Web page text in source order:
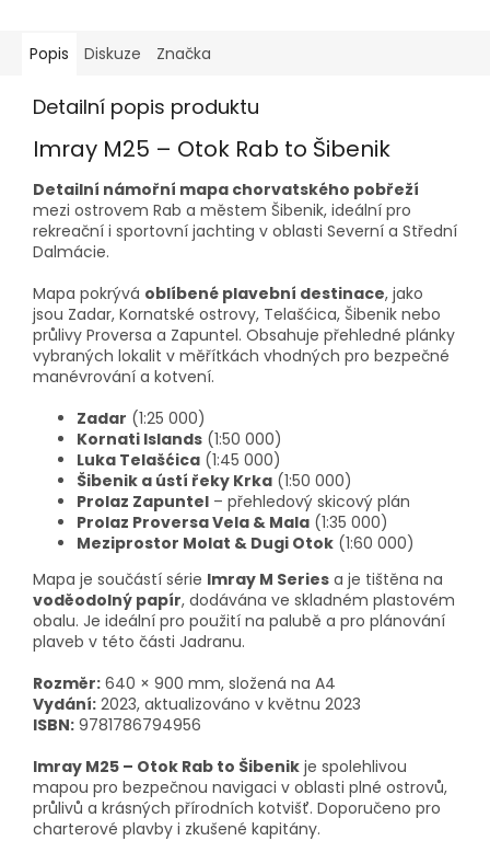
Popis Diskuze Značka
Detailní popis produktu
Imray M25 – Otok Rab to Šibenik
Detailní námořní mapa chorvatského pobřeží
mezi ostrovem Rab a městem Šibenik, ideální pro
rekreační i sportovní jachting v oblasti Severní a Střední
Dalmácie.
Mapa pokrývá oblíbené plavební destinace, jako
jsou Zadar, Kornatské ostrovy, Telašćica, Šibenik nebo
průlivy Proversa a Zapuntel. Obsahuje přehledné plánky
vybraných lokalit v měřítkách vhodných pro bezpečné
manévrování a kotvení.
Zadar (1:25 000)
Kornati Islands (1:50 000)
Luka Telašćica (1:45 000)
Šibenik a ústí řeky Krka (1:50 000)
Prolaz Zapuntel – přehledový skicový plán
Prolaz Proversa Vela & Mala (1:35 000)
Meziprostor Molat & Dugi Otok (1:60 000)
Mapa je součástí série Imray M Series a je tištěna na
voděodolný papír, dodávána ve skladném plastovém
obalu. Je ideální pro použití na palubě a pro plánování
plaveb v této části Jadranu.
Rozměr: 640 × 900 mm, složená na A4
Vydání: 2023, aktualizováno v květnu 2023
ISBN: 9781786794956
Imray M25 – Otok Rab to Šibenik je spolehlivou
mapou pro bezpečnou navigaci v oblasti plné ostrovů,
průlivů a krásných přírodních kotvišť. Doporučeno pro
charterové plavby i zkušené kapitány.